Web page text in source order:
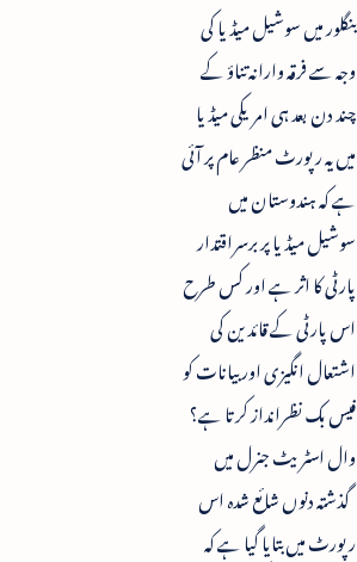
بنگلور میں سوشیل میڈیا کی
وجہ سے فرقہ وارانہ تناؤ کے
چند دن بعد ہی امریکی میڈیا
میں یہ رپورٹ منظر عام پر آئی
ہے کہ ہندوستان میں
سوشیل میڈیا پر برسراقتدار
پارٹی کا اثر ہے اور کس طرح
اس پارٹی کے قائدین کی
اشتعال انگیزی اور بیانات کو
فیس بک نظرانداز کرتا ہے؟
وال اسٹریٹ جنرل میں
گذشتہ دنوں شائع شدہ اس
رپورٹ میں بتایا گیا ہے کہ